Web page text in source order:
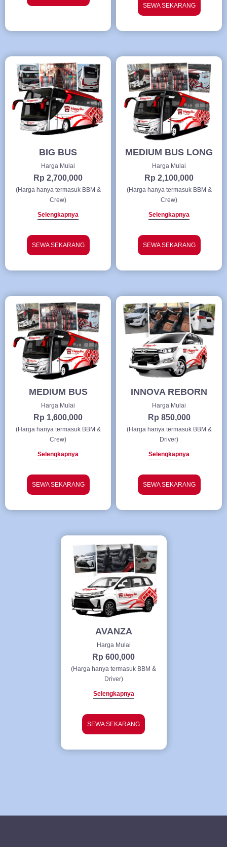
SEWA SEKARANG
BIG BUS
Harga Mulai
Rp 2,700,000
(Harga hanya termasuk BBM &
Crew)
Selengkapnya
SEWA SEKARANG
MEDIUM BUS LONG
Harga Mulai
Rp 2,100,000
(Harga hanya termasuk BBM &
Crew)
Selengkapnya
SEWA SEKARANG
MEDIUM BUS
Harga Mulai
Rp 1,600,000
(Harga hanya termasuk BBM &
Crew)
Selengkapnya
SEWA SEKARANG
INNOVA REBORN
Harga Mulai
Rp 850,000
(Harga hanya termasuk BBM &
Driver)
Selengkapnya
SEWA SEKARANG
AVANZA
Harga Mulai
Rp 600,000
(Harga hanya termasuk BBM &
Driver)
Selengkapnya
SEWA SEKARANG